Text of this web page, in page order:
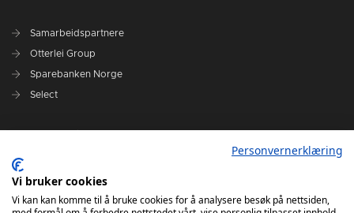
Samarbeidspartnere
Otterlei Group
Sparebanken Norge
Select
Spillerstall
Administrasjon
Personvernerklæring
Vi bruker cookies
Vi kan kan komme til å bruke cookies for å analysere besøk på nettsiden,